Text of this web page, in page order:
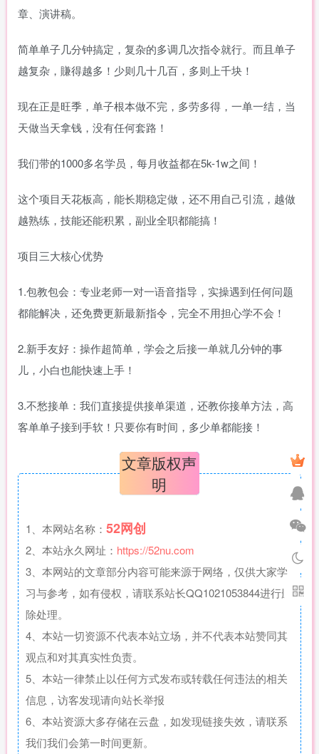
章、演讲稿。
简单单子几分钟搞定，复杂的多调几次指令就行。而且单子
越复杂，賺得越多！少则几十几百，多则上千块！
现在正是旺季，单子根本做不完，多劳多得，一单一结，当
天做当天拿钱，没有任何套路！
我们带的1000多名学员，每月收益都在5k-1w之间！
这个项目天花板高，能长期稳定做，还不用自己引流，越做
越熟练，技能还能积累，副业全职都能搞！
项目三大核心优势
1.包教包会：专业老师一对一语音指导，实操遇到任何问题
都能解决，还免费更新最新指令，完全不用担心学不会！
2.新手友好：操作超简单，学会之后接一单就几分钟的事
儿，小白也能快速上手！
3.不愁接单：我们直接提供接单渠道，还教你接单方法，高
客单单子接到手软！只要你有时间，多少单都能接！
文章版权声
明
1、本网站名称： 52网创
2、本站永久网址： https://52nu.com
3、本网站的文章部分内容可能来源于网络，仅供大家学
习与参考，如有侵权，请联系站长QQ1021053844进行删
除处理。
4、本站一切资源不代表本站立场，并不代表本站赞同其
观点和对其真实性负责。
5、本站一律禁止以任何方式发布或转载任何违法的相关
信息，访客发现请向站长举报
6、本站资源大多存储在云盘，如发现链接失效，请联系
我们我们会第一时间更新。